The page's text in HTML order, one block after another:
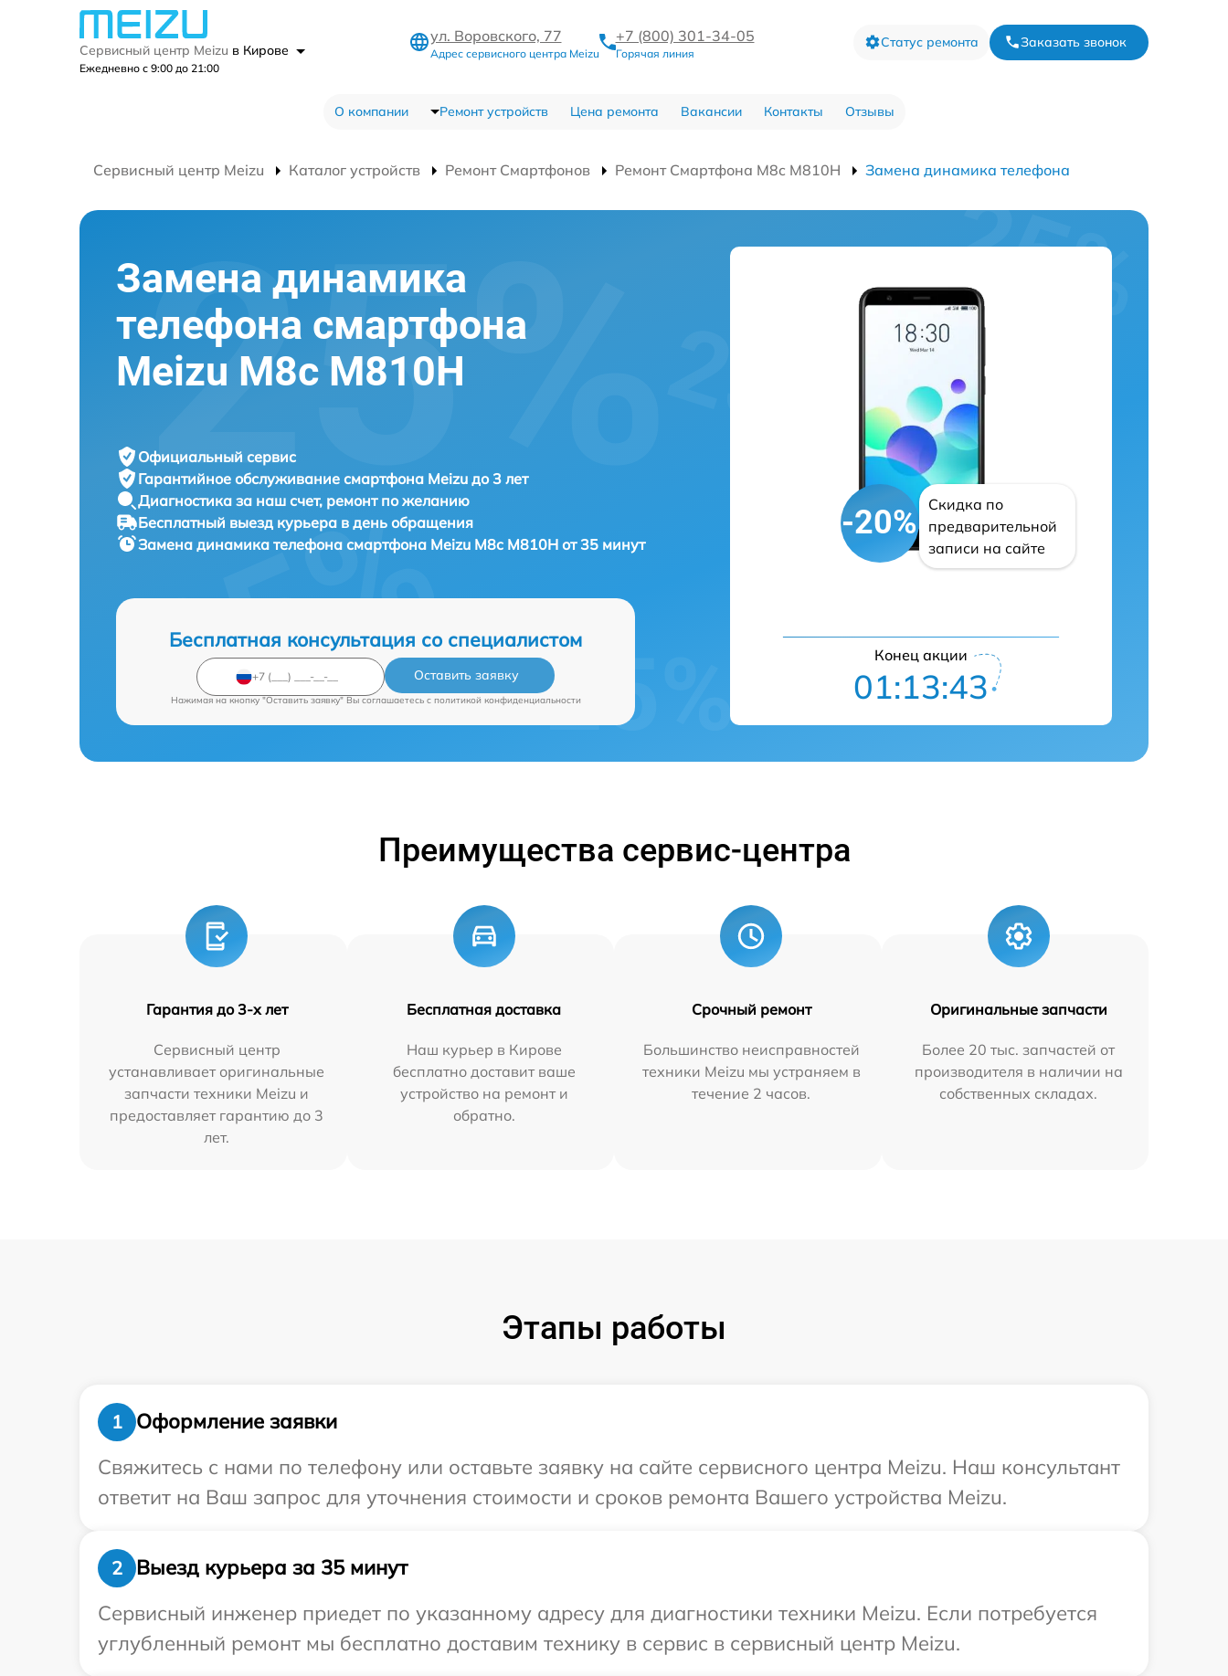
Сервисный центр Meizu в Кирове
Ежедневно с 9:00 до 21:00
ул. Воровского, 77
Адрес сервисного центра Meizu
+7 (800) 301-34-05
Горячая линия
Статус ремонта Заказать звонок
О компании Ремонт устройств Цена ремонта Вакансии Контакты Отзывы
Сервисный центр Meizu Каталог устройств Ремонт Смартфонов Ремонт Смартфона M8c M810H Замена динамика телефона
Замена динамика
телефона смартфона
Meizu M8c M810H
Официальный сервис
Гарантийное обслуживание смартфона Meizu до 3 лет
Диагностика за наш счет, ремонт по желанию
Бесплатный выезд курьера в день обращения
Замена динамика телефона смартфона Meizu M8c M810H от 35 минут
Бесплатная консультация со специалистом
Оставить заявку
Нажимая на кнопку "Оставить заявку" Вы соглашаетесь c политикой конфиденциальности
-20%
Скидка по
предварительной
записи на сайте
Конец акции
01:13:42
Преимущества сервис-центра
Гарантия до 3-х лет
Сервисный центр
устанавливает оригинальные
запчасти техники Meizu и
предоставляет гарантию до 3
лет.
Бесплатная доставка
Наш курьер в Кирове
бесплатно доставит ваше
устройство на ремонт и
обратно.
Срочный ремонт
Большинство неисправностей
техники Meizu мы устраняем в
течение 2 часов.
Оригинальные запчасти
Более 20 тыс. запчастей от
производителя в наличии на
собственных складах.
Этапы работы
1
Оформление заявки
Свяжитесь с нами по телефону или оставьте заявку на сайте сервисного центра Meizu. Наш консультант
ответит на Ваш запрос для уточнения стоимости и сроков ремонта Вашего устройства Meizu.
2
Выезд курьера за 35 минут
Сервисный инженер приедет по указанному адресу для диагностики техники Meizu. Если потребуется
углубленный ремонт мы бесплатно доставим технику в сервис в сервисный центр Meizu.